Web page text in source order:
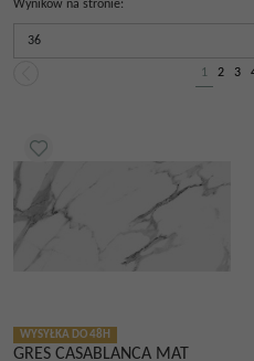
Wyników na stronie:
1 2 3
WYSYŁKA DO 48H
GRES CASABLANCA MAT